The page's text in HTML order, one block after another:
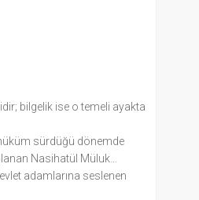
bilgelik ise o temeli ayakta
sürdüğü dönemde
Nasihatül Müluk…
adamlarına seslenen